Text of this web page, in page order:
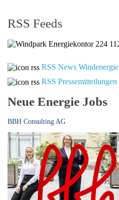
RSS Feeds
RSS News Windenergie
RSS Pressemitteilungen
Neue Energie Jobs
BBH Consulting AG